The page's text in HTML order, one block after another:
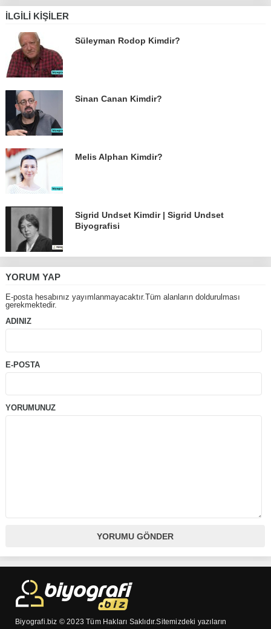
İLGILI KIŞILER
Süleyman Rodop Kimdir?
Sinan Canan Kimdir?
Melis Alphan Kimdir?
Sigrid Undset Kimdir | Sigrid Undset
Biyografisi
YORUM YAP
E-posta hesabınız yayımlanmayacaktır.Tüm alanların doldurulması
gerekmektedir.
ADINIZ
E-POSTA
YORUMUNUZ
Biyografi.biz © 2023 Tüm Hakları Saklıdır.Sitemizdeki yazıların